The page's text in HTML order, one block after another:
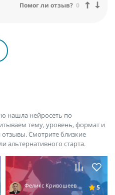
Помог ли отзыв? 0
нашла нейросеть по
тему, уровень, формат и
отзывы. Смотрите близкие
альтернативного старта.
Феликс Кривошеев
5